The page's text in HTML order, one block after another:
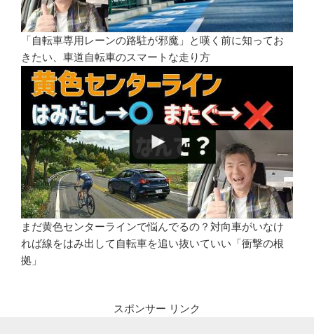
「自転車専用レーンの路駐が邪魔」と嘆く前に知ってお
きたい、車道自転車のスマートな走り方
まだ黄色センターラインで悩んでるの？対向車がいなけ
れば線をはみ出して自転車を追い抜いていい「衝撃の根
拠」
スポンサー リンク